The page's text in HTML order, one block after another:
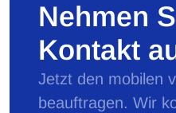
Nehmen
Kontakt
Jetzt den mobilen
beauftragen. Wir